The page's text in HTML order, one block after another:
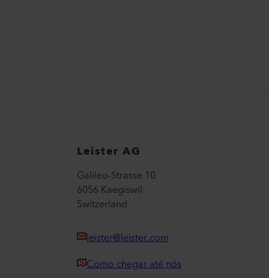
Leister AG
Galileo-Strasse 10
6056 Kaegiswil
Switzerland
leister@leister.com
Como chegar até nós